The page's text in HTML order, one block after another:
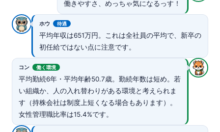
働きやすさ、めっちゃ気になるっす！
ホウ 待遇
平均年収は651万円。これは全社員の平均で、新卒の
初任給ではない点に注意です。
コン 働く環境
平均勤続6年・平均年齢50.7歳。勤続年数は短め。若
い組織か、人の入れ替わりがある環境と考えられま
す（持株会社は制度上短くなる場合もあります）。
女性管理職比率は15.4%です。